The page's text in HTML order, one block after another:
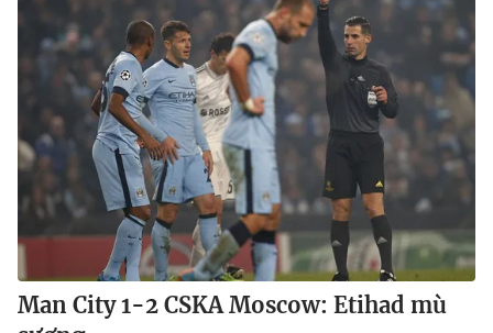
Các môn khác
VIDEO
Bên lề
THỜI BÁO VTV
Man City 1-2 CSKA Moscow: Etihad mù